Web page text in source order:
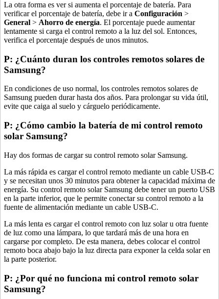
La otra forma es ver si aumenta el porcentaje de batería. Para
verificar el porcentaje de batería, debe ir a Configuración >
General > Ahorro de energía. El porcentaje puede aumentar
lentamente si carga el control remoto a la luz del sol. Entonces,
verifica el porcentaje después de unos minutos.
P: ¿Cuánto duran los controles remotos solares de
Samsung?
En condiciones de uso normal, los controles remotos solares de
Samsung pueden durar hasta dos años. Para prolongar su vida útil,
evite que caiga al suelo y cárguelo periódicamente.
P: ¿Cómo cambio la batería de mi control remoto
solar Samsung?
Hay dos formas de cargar su control remoto solar Samsung.
La más rápida es cargar el control remoto mediante un cable USB-C
y se necesitan unos 30 minutos para obtener la capacidad máxima de
energía. Su control remoto solar Samsung debe tener un puerto USB
en la parte inferior, que le permite conectar su control remoto a la
fuente de alimentación mediante un cable USB-C.
La más lenta es cargar el control remoto con luz solar u otra fuente
de luz como una lámpara, lo que tardará más de una hora en
cargarse por completo. De esta manera, debes colocar el control
remoto boca abajo bajo la luz directa para exponer la celda solar en
la parte posterior.
P: ¿Por qué no funciona mi control remoto solar
Samsung?